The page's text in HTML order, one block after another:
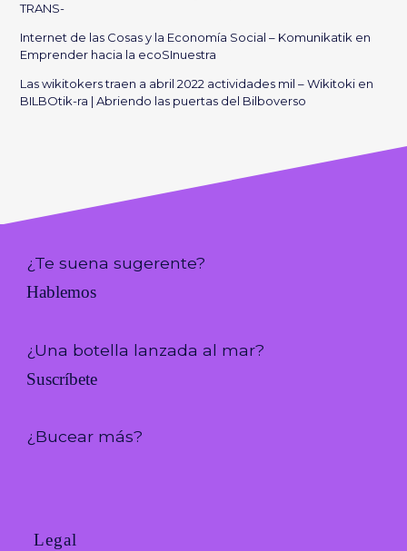
TRANS-
Internet de las Cosas y la Economía Social – Komunikatik en
Emprender hacia la ecoSInuestra
Las wikitokers traen a abril 2022 actividades mil – Wikitoki en
BILBOtik-ra | Abriendo las puertas del Bilboverso
¿Te suena sugerente?
Hablemos
¿Una botella lanzada al mar?
Suscríbete
¿Bucear más?
Legal